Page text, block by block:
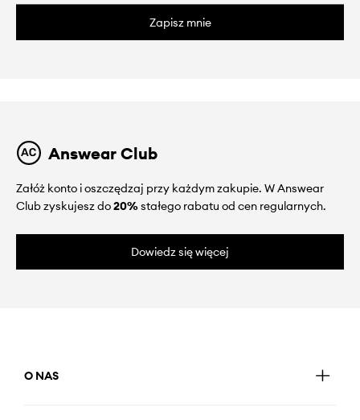
Zapisz mnie
Answear Club
Załóż konto i oszczędzaj przy każdym zakupie. W Answear
Club zyskujesz do20%stałego rabatu od cen regularnych.
Dowiedz się więcej
O NAS